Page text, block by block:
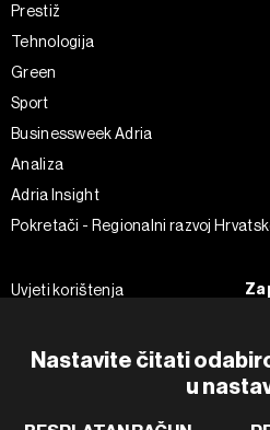
Nastavite čitati
u
Prestiž
Tehnologija
Green
Sport
Businessweek Adria
Analiza
Adria Insight
Pokretači - Regionalni razvoj
Uvjeti korištenja
Politika kolačića